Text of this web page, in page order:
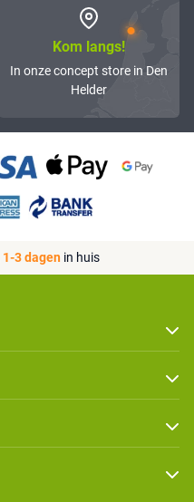
Kom langs!
In onze concept store in Den
Helder
1-3 dagen in huis